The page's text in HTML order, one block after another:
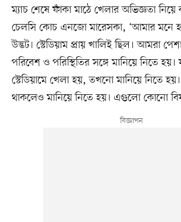
ম্যাচ শেষে ফাঁকা মাঠে খেলার অভিজ্ঞতা
চেলসি কোচ এনজো মারেসকা, ‘আমার মনে
উদ্ভট। স্টেডিয়াম প্রায় খালিই ছিল। আমরা
পরিবেশ ও পরিস্থিতির সঙ্গে মানিয়ে নিতে
স্টেডিয়ামে খেলা হয়, তখনো মানিয়ে নিতে
থাকলেও মানিয়ে নিতে হয়। এগুলো কোনো